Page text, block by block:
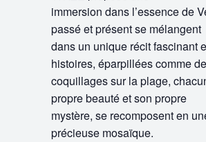
immersion dans l’essence de
passé et présent se mélangent
dans un unique récit fascinant
histoires, éparpillées comme
coquillages sur la plage,
propre beauté et son propre
mystère, se recomposent en
précieuse mosaïque.